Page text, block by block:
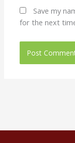
Save my
for the next